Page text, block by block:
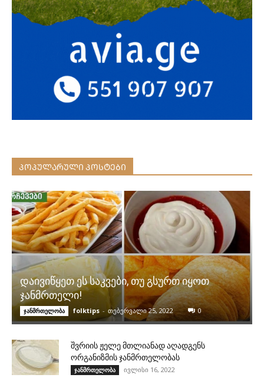
ᲞᲝᲞᲣᲚᲐᲠᲣᲚᲘ ᲞᲝᲡᲢᲔᲑᲘ
დაივიწყეთ ეს საკვები, თუ გსურთ იყოთ
ჯანმრთელი!
ჯანმრთელობა folktips - თებერვალი 25, 2022 0
შვრიის ჟელე მთლიანად აღადგენს
ორგანიზმის ჯანმრთელობას
ჯანმრთელობა ივლისი 16, 2022